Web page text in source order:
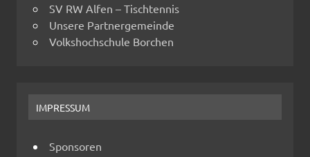
SV RW Alfen – Tischtennis
Unsere Partnergemeinde
Volkshochschule Borchen
IMPRESSUM
Sponsoren